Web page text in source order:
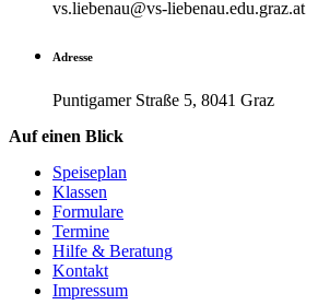
vs.liebenau@vs-liebenau.edu.graz.at
Adresse
Puntigamer Straße 5, 8041 Graz
Auf einen Blick
Speiseplan
Klassen
Formulare
Termine
Hilfe & Beratung
Kontakt
Impressum